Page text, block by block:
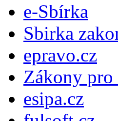
e-Sbírka
Sbirka
epravo.cz
Zákony
esipa.cz